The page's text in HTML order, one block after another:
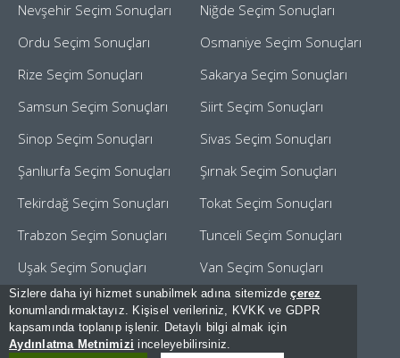
Sizlere daha iyi hizmet sunabilmek adına sitemizdeçerez
konumlandırmaktayız. Kişisel verileriniz, KVKK ve GDPR
kapsamında toplanıp işlenir. Detaylı bilgi almak için
Aydınlatma Metnimizi inceleyebilirsiniz.
Nevşehir Seçim Sonuçları
Niğde Seçim Sonuçları
Ordu Seçim Sonuçları
Osmaniye Seçim Sonuçları
Rize Seçim Sonuçları
Sakarya Seçim Sonuçları
Samsun Seçim Sonuçları
Siirt Seçim Sonuçları
Sinop Seçim Sonuçları
Sivas Seçim Sonuçları
Şanlıurfa Seçim Sonuçları
Şırnak Seçim Sonuçları
Tekirdağ Seçim Sonuçları
Tokat Seçim Sonuçları
Trabzon Seçim Sonuçları
Tunceli Seçim Sonuçları
Uşak Seçim Sonuçları
Van Seçim Sonuçları
Yalova Seçim Sonuçları
Yozgat Seçim Sonuçları
Zonguldak Seçim Sonuçları
[Kullanım Şartları]